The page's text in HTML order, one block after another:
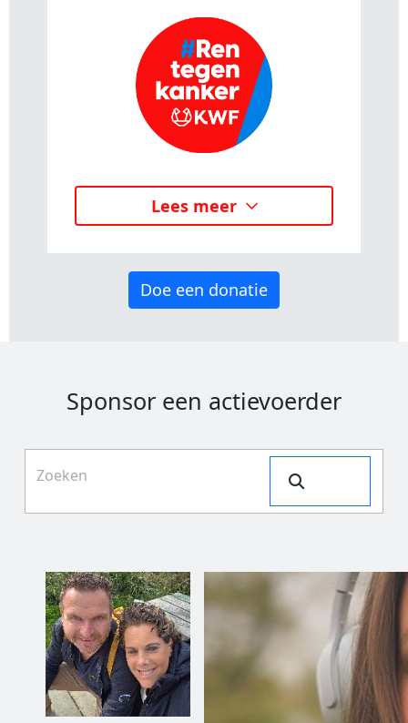
Lees meer
Doe een donatie
Sponsor een actievoerder